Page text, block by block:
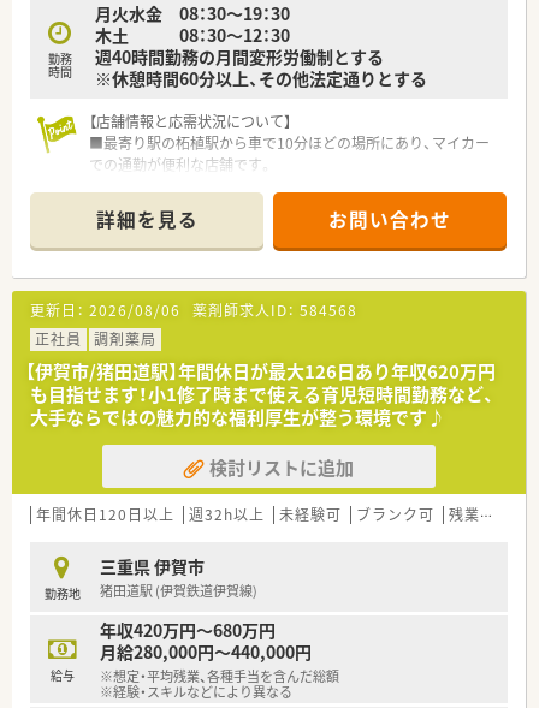
勤務
時間
月火水金 08：30～19：30
木土 08：30～12：30
週40時間勤務の月間変形労働制とする
※休憩時間60分以上、その他法定通りとする
【店舗情報と応需状況について】
■最寄り駅の柘植駅から車で10分ほどの場所にあり、マイカー
での通勤が便利な店舗です。
の役割を担っています。
■地域住民の健康を支えるため、患者様一人ひとりと向き合った
丁寧な服薬指導を行います。
【法人特徴について】
■東海圏を中心に、北海道から中国地方まで約100店舗の調剤薬
局を展開しています。
■調剤薬局事業のほか、介護施設の運営や医薬品卸売事業など、
多角的な経営が特徴です。
■「良質の医療・介護サービスをより多くの人に提供する」とい
う理念を掲げています。
【勤務実態について】
■完全週休2日制で年間休日は123日と、プライベートの時間も
しっかり確保できます。
り、休みやすい環境です。
■産休・育休の取得実績が多数あり、復帰後も安心してキャリア
を継続できます。
詳細を見る お問い合わせ
更新日： 2026/08/06 薬剤師求人ID： 584568
正社員
調剤薬局
【伊賀市/猪田道駅】年間休日が最大126日あり年収620万円
も目指せます！小1修了時まで使える育児短時間勤務など、
大手ならではの魅力的な福利厚生が整う環境です♪
検討リストに追加
年間休日120日以上 週32h以上 未経験可 ブランク可 残業なし(ほぼなし含む)
勤務地
三重県 伊賀市
猪田道駅 (伊賀鉄道伊賀線)
給与
年収420万円～680万円
月給280,000円～440,000円
※想定・平均残業、各種手当を含んだ総額
※経験・スキルなどにより異なる